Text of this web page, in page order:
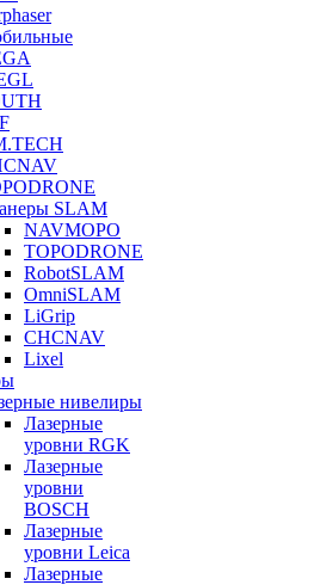
SLAM
NAVMOPO
TOPODRONE
RobotSLAM
OmniSLAM
LiGrip
CHCNAV
Lixel
нивелиры
Лазерные
уровни RGK
Лазерные
уровни
BOSCH
Лазерные
уровни Leica
Лазерные